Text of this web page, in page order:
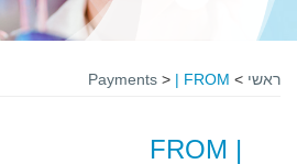
ראשי >
Payments > | FROM
| FROM